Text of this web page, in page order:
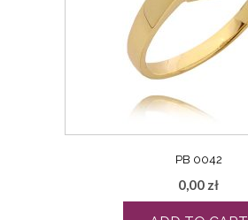
PB 0042
0,00 zł